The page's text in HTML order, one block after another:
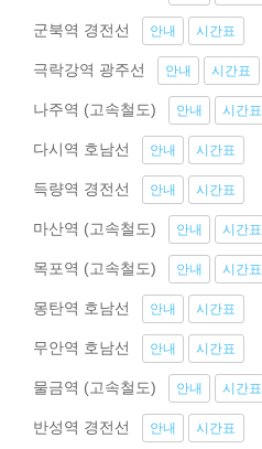
군북역 경전선 안내 시간표
극락강역 광주선 안내 시간표
나주역 (고속철도) 안내 시간표
다시역 호남선 안내 시간표
득량역 경전선 안내 시간표
마산역 (고속철도) 안내 시간표
목포역 (고속철도) 안내 시간표
몽탄역 호남선 안내 시간표
무안역 호남선 안내 시간표
물금역 (고속철도) 안내 시간표
반성역 경전선 안내 시간표